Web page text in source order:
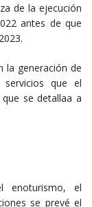
de la ejecución
antes de que
la generación de
que el
se detallaa a
enoturismo, el
se prevé el